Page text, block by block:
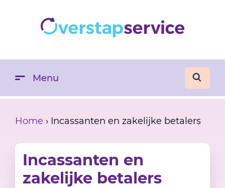
Menu
Home › Incassanten en zakelijke betalers
Incassanten en
zakelijke betalers